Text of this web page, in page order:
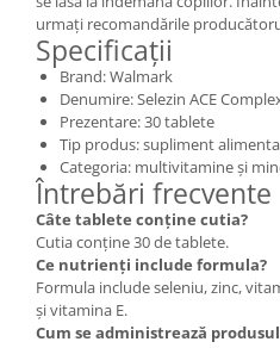
urmați recomandările
Specificații
Brand: Walmark
Denumire: Selezin ACE
Prezentare: 30 tablete
Tip produs: supliment
Categoria: multivitamine și
Întrebări frecvente
Câte tablete conține cutia?
Cutia conține 30 de tablete.
Ce nutrienți include formula?
Formula include seleniu, zinc,
și vitamina E.
Cum se administrează